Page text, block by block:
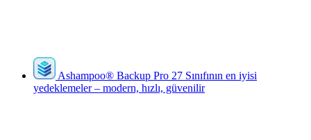
Ashampoo® Backup Pro 27 Sınıfının en iyisi
yedeklemeler – modern, hızlı, güvenilir